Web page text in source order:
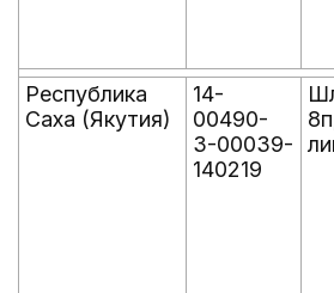
Республика
Саха (Якутия)
14-
00490-
З-00039-
140219